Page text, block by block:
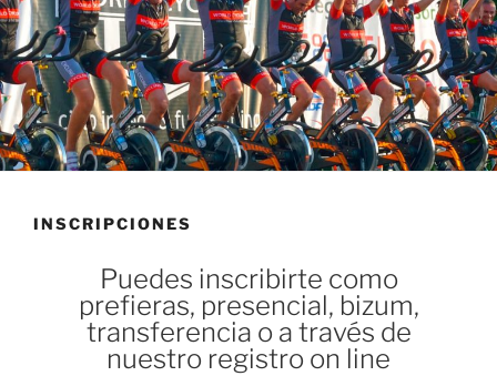
INSCRIPCIONES
Puedes inscribirte como
prefieras, presencial, bizum,
transferencia o a través de
nuestro registro on line